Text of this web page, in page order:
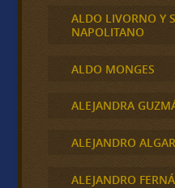
ALDO LIVORNO Y
NAPOLITANO
ALDO MONGES
ALEJANDRA
ALEJANDRO
ALEJANDRO